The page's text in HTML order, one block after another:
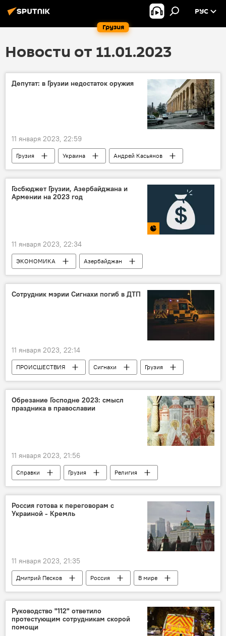
Грузия
РУС
Новости от 11.01.2023
Депутат: в Грузии недостаток оружия
11 января 2023, 22:59
Грузия Украина Андрей Касьянов
Госбюджет Грузии, Азербайджана и
Армении на 2023 год
11 января 2023, 22:34
ЭКОНОМИКА
Азербайджан
Армения
Грузия Инфографика
Сотрудник мэрии Сигнахи погиб в ДТП
11 января 2023, 22:14
ПРОИСШЕСТВИЯ Сигнахи
Грузия
НОВОСТИ
Обрезание Господне 2023: смысл
праздника в православии
11 января 2023, 21:56
Справки Грузия
Религия
Религиозный праздник
Россия готова к переговорам с
Украиной - Кремль
11 января 2023, 21:35
Дмитрий Песков Россия
В мире
НОВОСТИ
Владимир Путин
Украина
Обострение ситуации вокруг Украины
Руководство "112" ответило
протестующим сотрудникам скорой
помощи